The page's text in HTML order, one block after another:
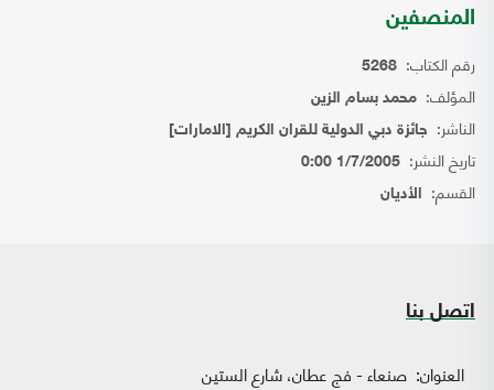
المنصفين
رقم الكتاب: 5268
المؤلف: محمد بسام الزين
الناشر: جائزة دبي الدولية للقران الكريم [الامارات]
تاريخ النشر: 1/7/2005 0:00
القسم: الأديان
اتصل بنا
العنوان: صنعاء - فج عطان، شارع الستين